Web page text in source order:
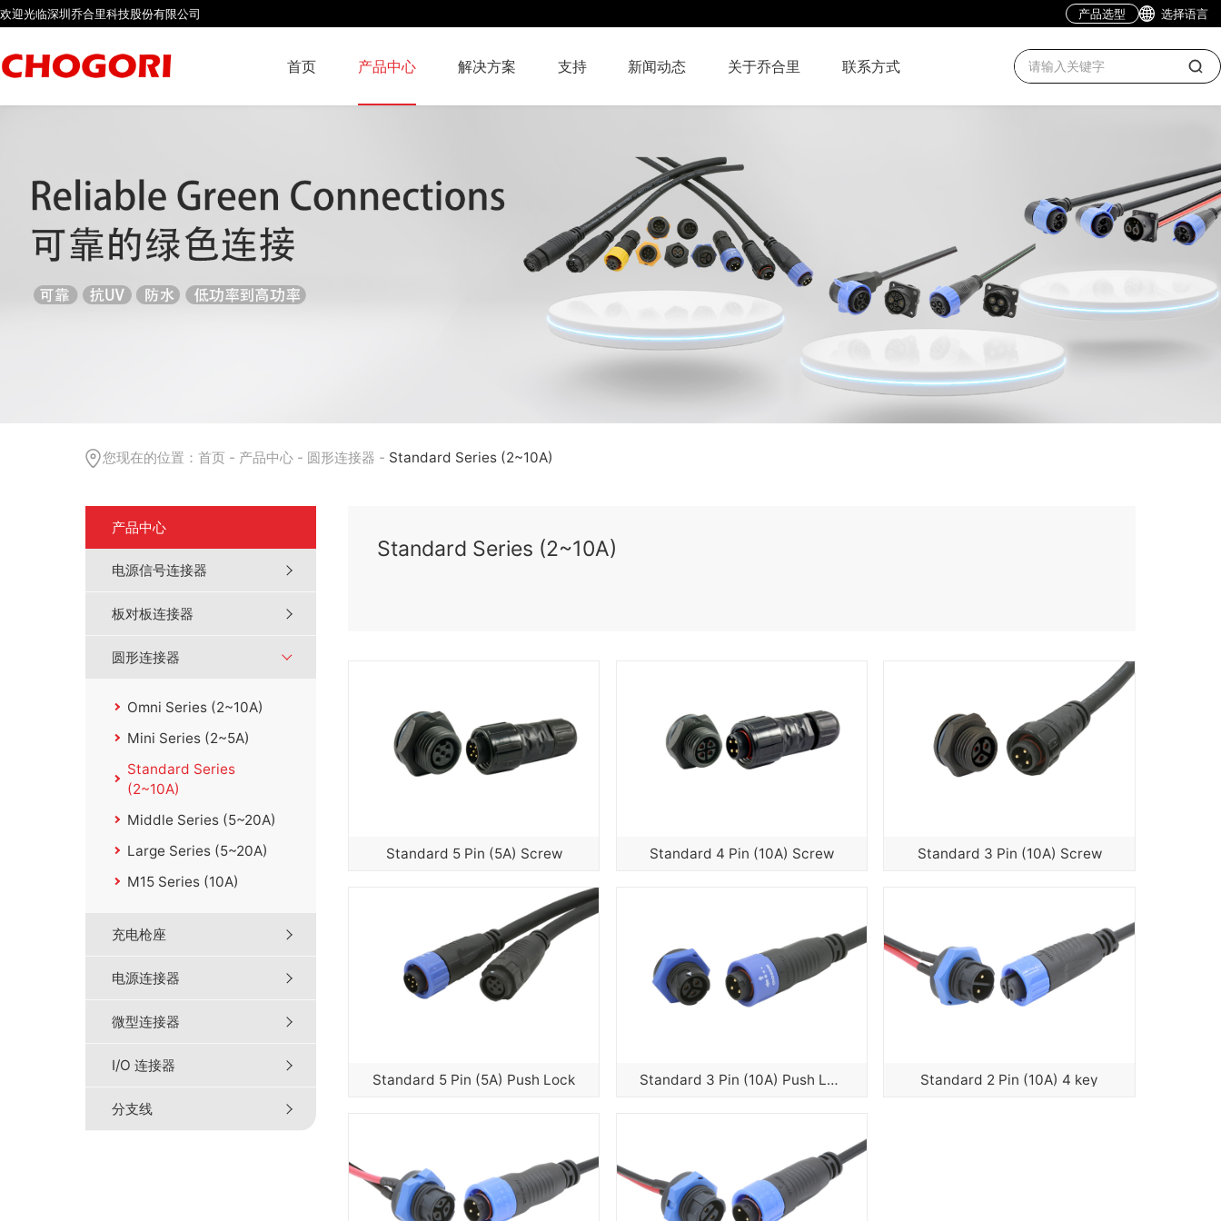
欢迎光临深圳乔合里科技股份有限公司 产品选型 选择语言
首页 产品中心 解决方案 支持 新闻动态 关于乔合里 联系方式
您现在的位置： 首页 - 产品中心- 圆形连接器 - Standard Series (2~10A)
产品中心
电源信号连接器
板对板连接器
圆形连接器
Omni Series (2~10A)
Mini Series (2~5A)
Standard Series
(2~10A)
Middle Series (5~20A)
Large Series (5~20A)
M15 Series (10A)
充电枪座
电源连接器
微型连接器
I/O 连接器
分支线
Standard Series (2~10A)
Standard 5 Pin (5A) Screw Standard 4 Pin (10A) Screw Standard 3 Pin (10A) Screw
Standard 5 Pin (5A) Push Lock Standard 3 Pin (10A) Push Lock Standard 2 Pin (10A) 4 key